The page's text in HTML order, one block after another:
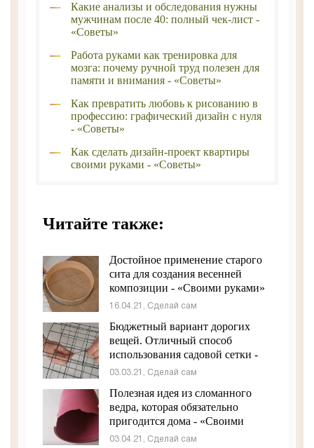
Какие анализы и обследования нужны
мужчинам после 40: полный чек-лист -
«Советы»
Работа руками как тренировка для
мозга: почему ручной труд полезен для
памяти и внимания - «Советы»
Как превратить любовь к рисованию в
профессию: графический дизайн с нуля
- «Советы»
Как сделать дизайн-проект квартиры
своими руками - «Советы»
Читайте также:
Достойное применение старого
сита для создания весенней
композиции - «Своими руками»
16.04.21, Сделай сам
Бюджетный вариант дорогих
вещей. Отличный способ
использования садовой сетки -
«Своими руками»
03.03.21, Сделай сам
Полезная идея из сломанного
ведра, которая обязательно
пригодится дома - «Своими
руками»
03.04.21, Сделай сам